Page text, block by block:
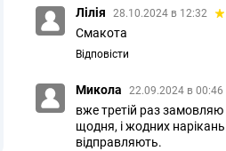
Лілія 28.10.2024 в 12:32
Смакота
Відповісти
Микола 22.09.2024 в 00:46
вже третій раз
щодня, і жодних
відправляють.